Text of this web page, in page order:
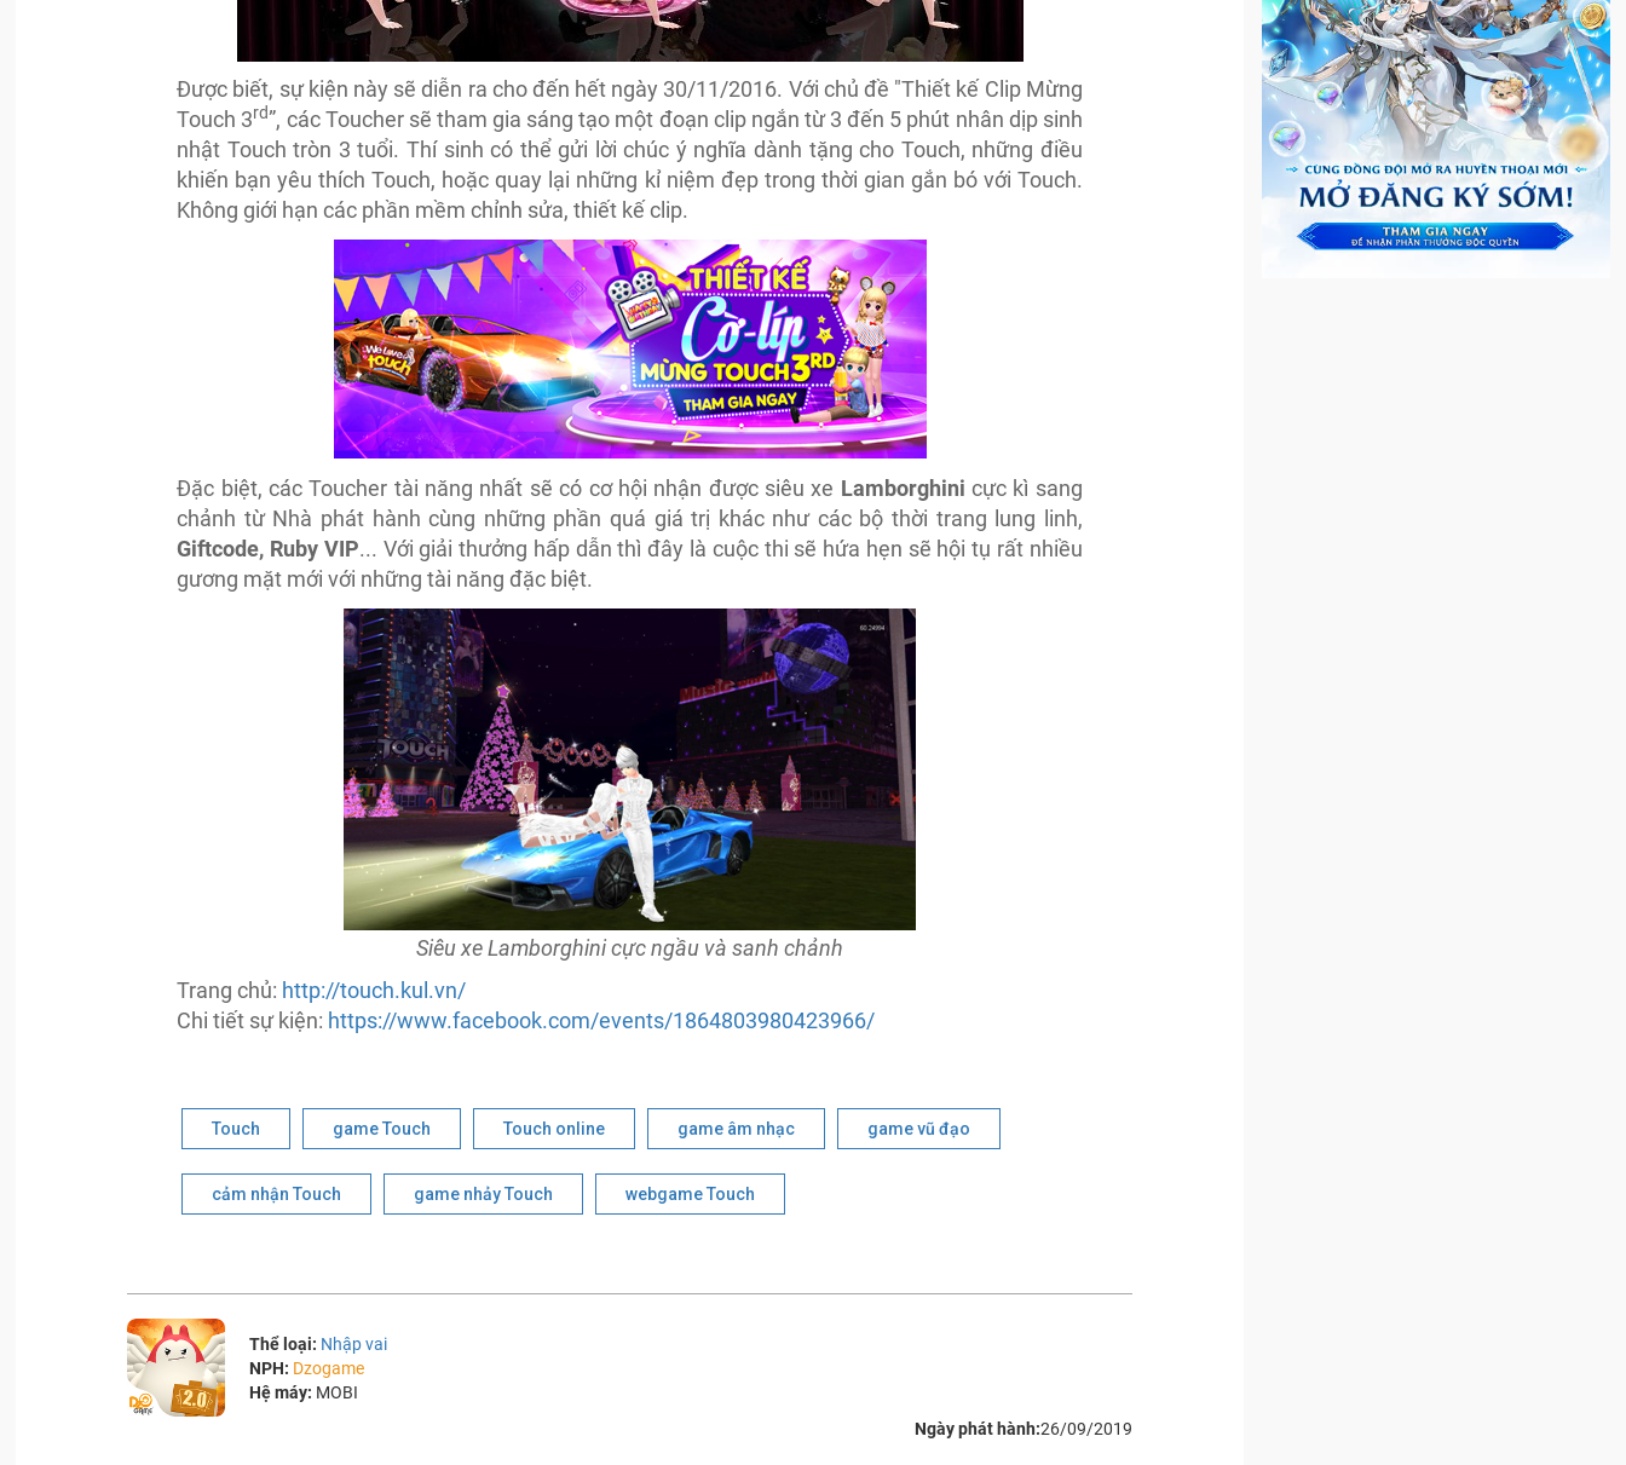
Được biết, sự kiện này sẽ diễn ra cho đến hết ngày 30/11/2016. Với chủ đề "Thiết kế Clip Mừng
Touch 3rd”, các Toucher sẽ tham gia sáng tạo một đoạn clip ngắn từ 3 đến 5 phút nhân dịp sinh
nhật Touch tròn 3 tuổi. Thí sinh có thể gửi lời chúc ý nghĩa dành tặng cho Touch, những điều
khiến bạn yêu thích Touch, hoặc quay lại những kỉ niệm đẹp trong thời gian gắn bó với Touch.
Không giới hạn các phần mềm chỉnh sửa, thiết kế clip.
Đặc biệt, các Toucher tài năng nhất sẽ có cơ hội nhận được siêu xe Lamborghini cực kì sang
chảnh từ Nhà phát hành cùng những phần quá giá trị khác như các bộ thời trang lung linh,
Giftcode, Ruby VIP... Với giải thưởng hấp dẫn thì đây là cuộc thi sẽ hứa hẹn sẽ hội tụ rất nhiều
gương mặt mới với những tài năng đặc biệt.
Siêu xe Lamborghini cực ngầu và sanh chảnh
Trang chủ: http://touch.kul.vn/
Chi tiết sự kiện: https://www.facebook.com/events/1864803980423966/
Touch game Touch Touch online game âm nhạc game vũ đạo
cảm nhận Touch game nhảy Touch webgame Touch
Thể loại: Nhập vai
NPH: Dzogame
Hệ máy: MOBI
Ngày phát hành:26/09/2019